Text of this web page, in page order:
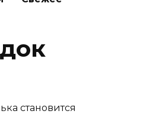
становится